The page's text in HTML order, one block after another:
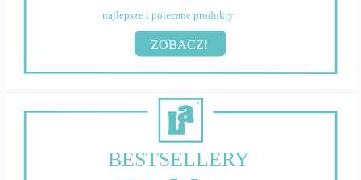
najlepsze i polecane produkty
ZOBACZ!
BESTSELLERY